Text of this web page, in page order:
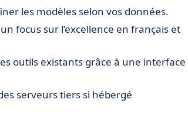
les modèles selon vos données.
focus sur l’excellence en français et
outils existants grâce à une interface
serveurs tiers si hébergé